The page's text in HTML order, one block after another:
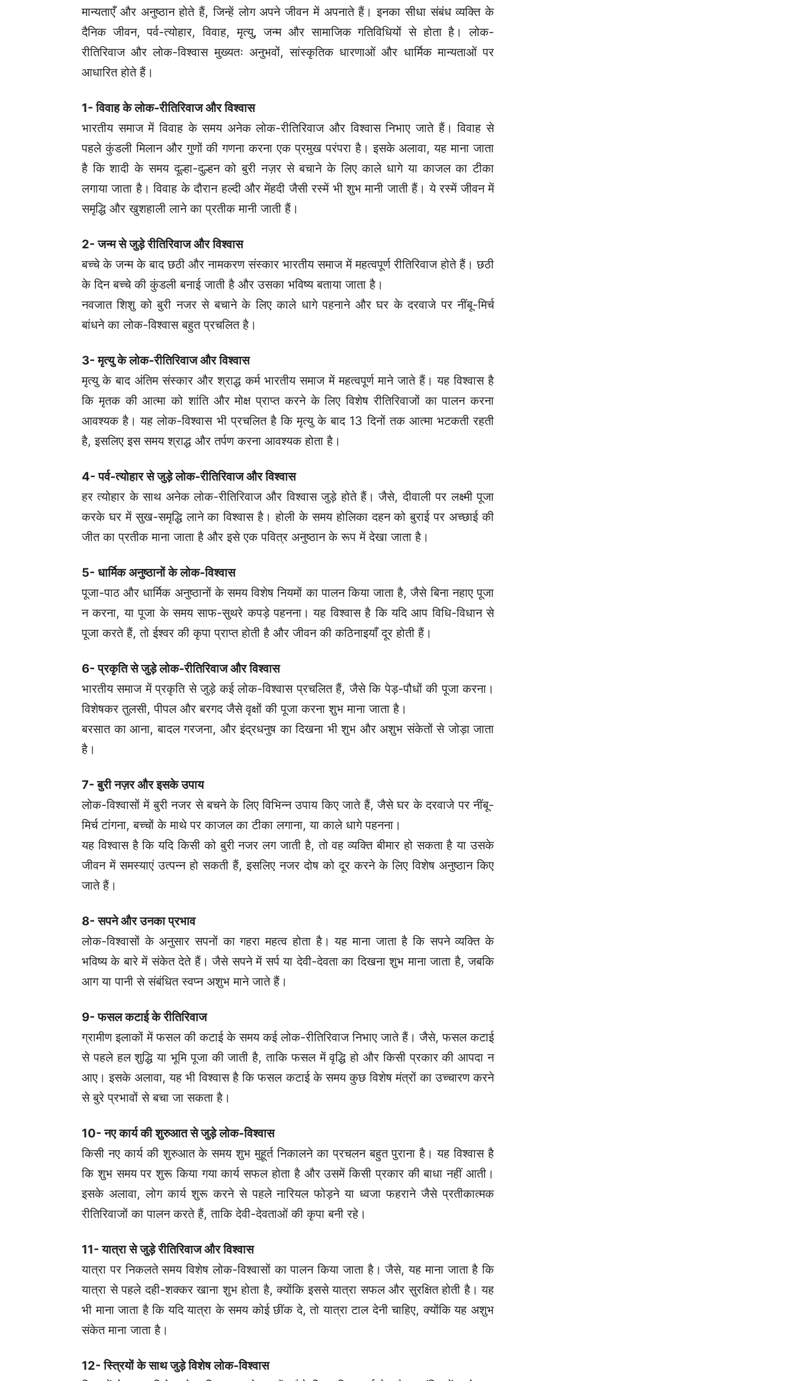
मान्यताएँ और अनुष्ठान होते हैं, जिन्हें लोग अपने जीवन में अपनाते हैं। इनका सीधा संबंध व्यक्ति के
दैनिक जीवन, पर्व-त्योहार, विवाह, मृत्यु, जन्म और सामाजिक गतिविधियों से होता है। लोक-
रीतिरिवाज और लोक-विश्वास मुख्यतः अनुभवों, सांस्कृतिक धारणाओं और धार्मिक मान्यताओं पर
आधारित होते हैं।
1- विवाह के लोक-रीतिरिवाज और विश्वास
भारतीय समाज में विवाह के समय अनेक लोक-रीतिरिवाज और विश्वास निभाए जाते हैं। विवाह से
पहले कुंडली मिलान और गुणों की गणना करना एक प्रमुख परंपरा है। इसके अलावा, यह माना जाता
है कि शादी के समय दूल्हा-दुल्हन को बुरी नज़र से बचाने के लिए काले धागे या काजल का टीका
लगाया जाता है।विवाह के दौरान हल्दी और मेंहदी जैसी रस्में भी शुभ मानी जाती हैं। ये रस्में जीवन में
समृद्धि और खुशहाली लाने का प्रतीक मानी जाती हैं।
2- जन्म से जुड़े रीतिरिवाज और विश्वास
बच्चे के जन्म के बाद छठी और नामकरण संस्कार भारतीय समाज में महत्वपूर्ण रीतिरिवाज होते हैं। छठी
के दिन बच्चे की कुंडली बनाई जाती है और उसका भविष्य बताया जाता है।
नवजात शिशु को बुरी नजर से बचाने के लिए काले धागे पहनाने और घर के दरवाजे पर नींबू-मिर्च
बांधने का लोक-विश्वास बहुत प्रचलित है।
3- मृत्यु के लोक-रीतिरिवाज और विश्वास
मृत्यु के बाद अंतिम संस्कार और श्राद्ध कर्म भारतीय समाज में महत्वपूर्ण माने जाते हैं। यह विश्वास है
कि मृतक की आत्मा को शांति और मोक्ष प्राप्त करने के लिए विशेष रीतिरिवाजों का पालन करना
आवश्यक है।यह लोक-विश्वास भी प्रचलित है कि मृत्यु के बाद 13 दिनों तक आत्मा भटकती रहती
है, इसलिए इस समय श्राद्ध और तर्पण करना आवश्यक होता है।
4- पर्व-त्योहार से जुड़े लोक-रीतिरिवाज और विश्वास
हर त्योहार के साथ अनेक लोक-रीतिरिवाज और विश्वास जुड़े होते हैं। जैसे, दीवाली पर लक्ष्मी पूजा
करके घर में सुख-समृद्धि लाने का विश्वास है।होली के समय होलिका दहन को बुराई पर अच्छाई की
जीत का प्रतीक माना जाता है और इसे एक पवित्र अनुष्ठान के रूप में देखा जाता है।
5- धार्मिक अनुष्ठानों के लोक-विश्वास
पूजा-पाठ और धार्मिक अनुष्ठानों के समय विशेष नियमों का पालन किया जाता है, जैसे बिना नहाए पूजा
न करना, या पूजा के समय साफ-सुथरे कपड़े पहनना।यह विश्वास है कि यदि आप विधि-विधान से
पूजा करते हैं, तो ईश्वर की कृपा प्राप्त होती है और जीवन की कठिनाइयाँ दूर होती हैं।
6- प्रकृति से जुड़े लोक-रीतिरिवाज और विश्वास
भारतीय समाज में प्रकृति से जुड़े कई लोक-विश्वास प्रचलित हैं, जैसे कि पेड़-पौधों की पूजा करना।
विशेषकर तुलसी, पीपल और बरगद जैसे वृक्षों की पूजा करना शुभ माना जाता है।
बरसात का आना, बादल गरजना, और इंद्रधनुष का दिखना भी शुभ और अशुभ संकेतों से जोड़ा जाता
है।
7- बुरी नज़र और इसके उपाय
लोक-विश्वासों में बुरी नजर से बचने के लिए विभिन्न उपाय किए जाते हैं, जैसे घर के दरवाजे पर नींबू-
मिर्च टांगना, बच्चों के माथे पर काजल का टीका लगाना, या काले धागे पहनना।
यह विश्वास है कि यदि किसी को बुरी नजर लग जाती है, तो वह व्यक्ति बीमार हो सकता है या उसके
जीवन में समस्याएं उत्पन्न हो सकती हैं, इसलिए नजर दोष को दूर करने के लिए विशेष अनुष्ठान किए
जाते हैं।
8- सपने और उनका प्रभाव
लोक-विश्वासों के अनुसार सपनों का गहरा महत्व होता है। यह माना जाता है कि सपने व्यक्ति के
भविष्य के बारे में संकेत देते हैं।जैसे सपने में सर्प या देवी-देवता का दिखना शुभ माना जाता है, जबकि
आग या पानी से संबंधित स्वप्न अशुभ माने जाते हैं।
9- फसल कटाई के रीतिरिवाज
ग्रामीण इलाकों में फसल की कटाई के समय कई लोक-रीतिरिवाज निभाए जाते हैं। जैसे, फसल कटाई
से पहले हल शुद्धि या भूमि पूजा की जाती है, ताकि फसल में वृद्धि हो और किसी प्रकार की आपदा न
आए।इसके अलावा, यह भी विश्वास है कि फसल कटाई के समय कुछ विशेष मंत्रों का उच्चारण करने
से बुरे प्रभावों से बचा जा सकता है।
10- नए कार्य की शुरुआत से जुड़े लोक-विश्वास
किसी नए कार्य की शुरुआत के समय शुभ मुहूर्त निकालने का प्रचलन बहुत पुराना है। यह विश्वास है
कि शुभ समय पर शुरू किया गया कार्य सफल होता है और उसमें किसी प्रकार की बाधा नहीं आती।
इसके अलावा, लोग कार्य शुरू करने से पहले नारियल फोड़ने या ध्वजा फहराने जैसे प्रतीकात्मक
रीतिरिवाजों का पालन करते हैं, ताकि देवी-देवताओं की कृपा बनी रहे।
11- यात्रा से जुड़े रीतिरिवाज और विश्वास
यात्रा पर निकलते समय विशेष लोक-विश्वासों का पालन किया जाता है। जैसे, यह माना जाता है कि
यात्रा से पहले दही-शक्कर खाना शुभ होता है, क्योंकि इससे यात्रा सफल और सुरक्षित होती है।यह
भी माना जाता है कि यदि यात्रा के समय कोई छींक दे, तो यात्रा टाल देनी चाहिए, क्योंकि यह अशुभ
संकेत माना जाता है।
12- स्त्रियों के साथ जुड़े विशेष लोक-विश्वास